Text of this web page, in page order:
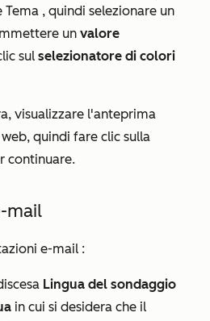
Tema , quindi selezionare un
un valore
sul selezionatore di colori
visualizzare l'anteprima
quindi fare clic sulla
continuare.
mail
e-mail :
Lingua del sondaggio
in cui si desidera che il